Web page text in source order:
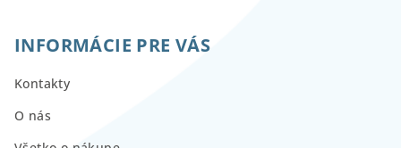
INFORMÁCIE PRE VÁS
Kontakty
O nás